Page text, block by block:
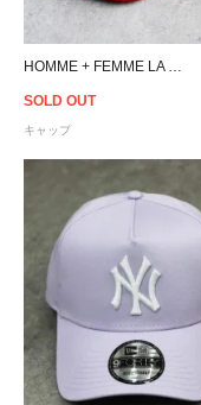
SOLD OUT
キャップ